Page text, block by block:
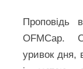
Проповідь
OFMCap.
уривок дня,